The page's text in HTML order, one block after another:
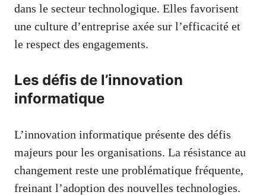
dans le secteur technologique. Elles favorisent
une culture d’entreprise axée sur l’efficacité et
le respect des engagements.
Les défis de l’innovation
informatique
L’innovation informatique présente des défis
majeurs pour les organisations. La résistance au
changement reste une problématique fréquente,
freinant l’adoption des nouvelles technologies.